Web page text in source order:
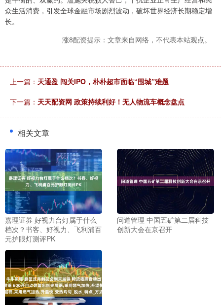
众生活消费，引发全球金融市场剧烈波动，破坏世界经济长期稳定增
长。
涨8配资提示：文章来自网络，不代表本站观点。
上一篇： 天通盈 闯关IPO，朴朴超市面临“围城”难题
下一篇： 天天配资网 政策持续利好！无人物流车概念盘点
相关文章
嘉理证券 好视力台灯属于什么
档次？书客、好视力、飞利浦百
元护眼灯测评PK
问道管理 中国五矿第二届科技
创新大会在京召开